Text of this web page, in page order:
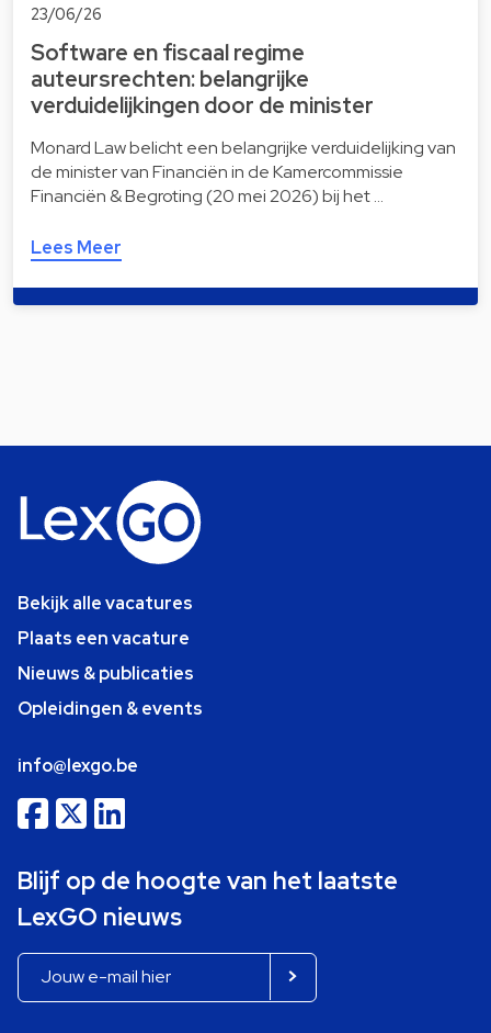
23/06/26
Software en fiscaal regime
auteursrechten: belangrijke
verduidelijkingen door de minister
Monard Law belicht een belangrijke verduidelijking van
de minister van Financiën in de Kamercommissie
Financiën & Begroting (20 mei 2026) bij het …
Lees Meer
Bekijk alle vacatures
Plaats een vacature
Nieuws & publicaties
Opleidingen & events
info@lexgo.be
Blijf op de hoogte van het laatste
LexGO nieuws